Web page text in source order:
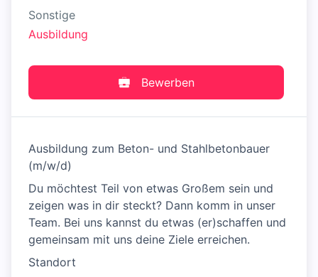
Sonstige
Ausbildung
Bewerben
Ausbildung zum Beton- und Stahlbetonbauer
(m/w/d)
Du möchtest Teil von etwas Großem sein und
zeigen was in dir steckt? Dann komm in unser
Team. Bei uns kannst du etwas (er)schaffen und
gemeinsam mit uns deine Ziele erreichen.
Standort